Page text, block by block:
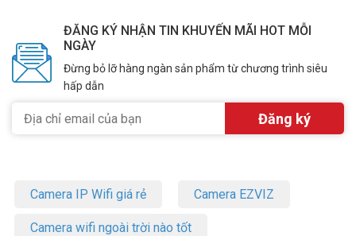
ĐĂNG KÝ NHẬN TIN KHUYẾN MÃI HOT MỖI
NGÀY
Đừng bỏ lỡ hàng ngàn sản phẩm từ chương trình siêu
hấp dẫn
Camera IP Wifi giá rẻ Camera EZVIZ
Camera wifi ngoài trời nào tốt